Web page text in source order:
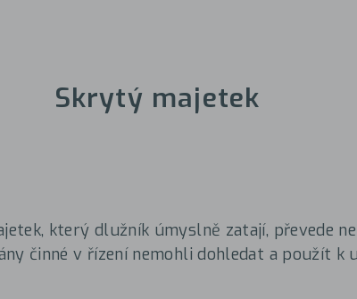
Skrytý majetek
který dlužník úmyslně zatají, převede
činné v řízení nemohli dohledat a použít k